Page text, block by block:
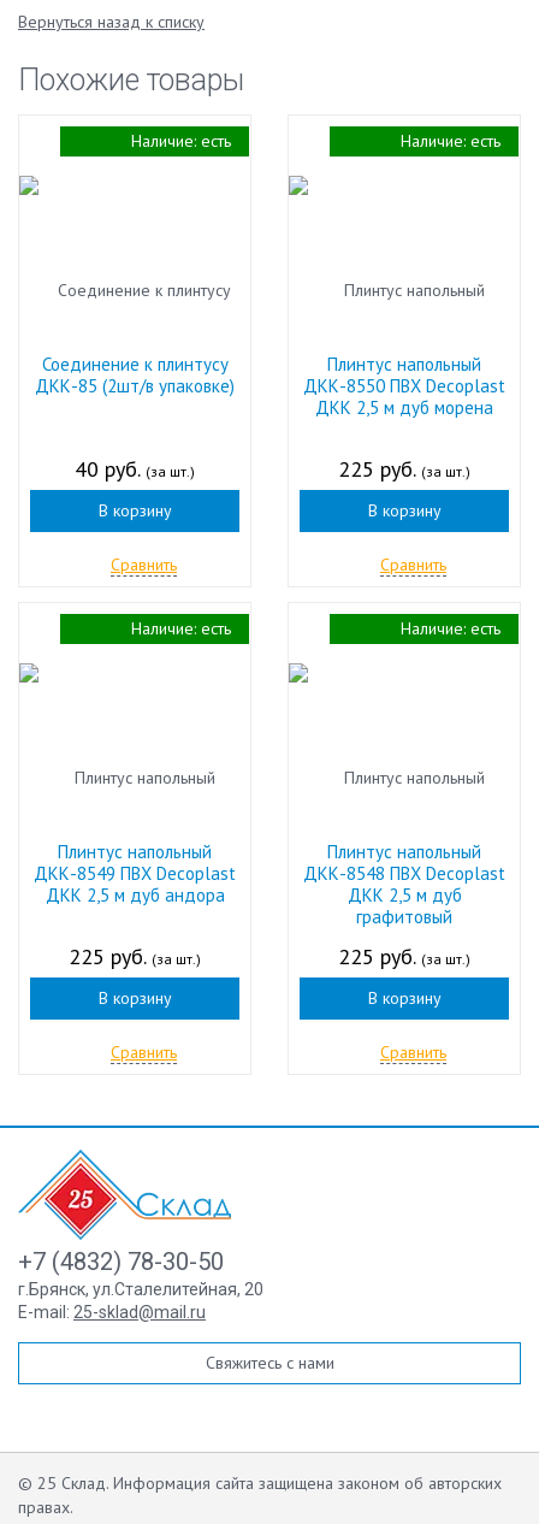
Вернуться назад к списку
Похожие товары
Соединение к плинтусу
ДКК-85 (2шт/в упаковке)
40 руб. (за шт.)
В корзину
Сравнить
Наличие: есть
Плинтус напольный
ДКК-8550 ПВХ Decoplast
ДКК 2,5 м дуб морена
225 руб. (за шт.)
В корзину
Сравнить
Наличие: есть
Плинтус напольный
ДКК-8549 ПВХ Decoplast
ДКК 2,5 м дуб андора
225 руб. (за шт.)
В корзину
Сравнить
Наличие: есть
Плинтус напольный
ДКК-8548 ПВХ Decoplast
ДКК 2,5 м дуб
графитовый
225 руб. (за шт.)
В корзину
Сравнить
Наличие: есть
+7 (4832) 78-30-50
г.Брянск, ул.Сталелитейная, 20
E-mail: 25-sklad@mail.ru
Свяжитесь с нами
© 25 Склад. Информация сайта защищена законом об авторских
правах.